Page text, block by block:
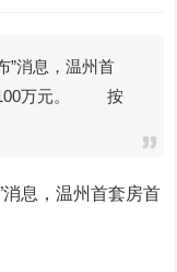
消息，温州首
100万元。 按
息，温州首套房首